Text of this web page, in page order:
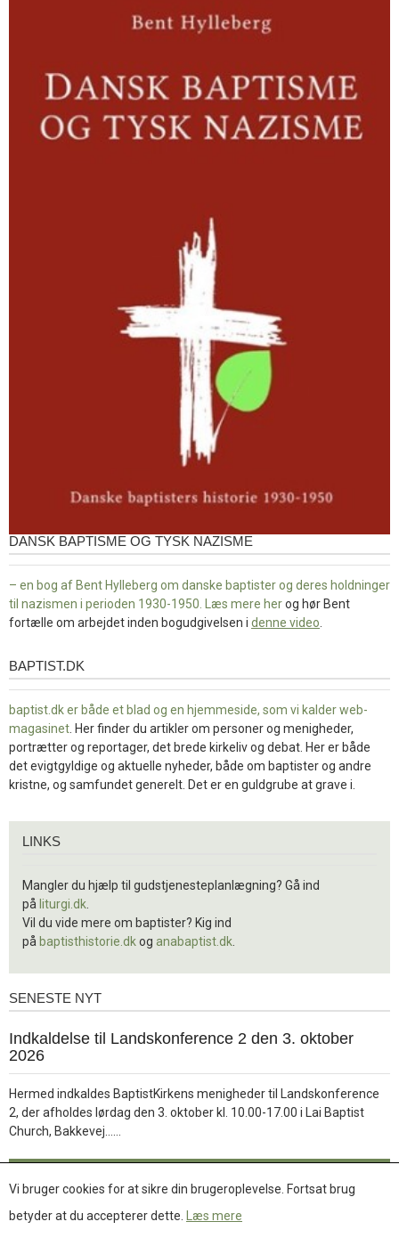
DANSK BAPTISME OG TYSK NAZISME
– en bog af Bent Hylleberg om danske baptister og deres holdninger
til nazismen i perioden 1930-1950. Læs mere herog hør Bent
fortælle om arbejdet inden bogudgivelsen i denne video
baptist.dk
BAPTIST.DK
baptist.dk er både et blad og en hjemmeside, som vi kalder web-
magasinet . Her finder du artikler om personer og menigheder,
portrætter og reportager, det brede kirkeliv og debat. Her er både
det evigtgyldige og aktuelle nyheder, både om baptister og andre
kristne, og samfundet generelt. Det er en guldgrube at grave i.
LINKS
Mangler du hjælp til gudstjenesteplanlægning? Gå ind
på liturgi.dk
Vil du vide mere om baptister? Kig ind
på baptisthistorie.dkog anabaptist.dk
Seneste
SENESTE NYT
1.
jul.
Indkaldelse til Landskonference 2 den 3. oktober
2026
Hermed indkaldes BaptistKirkens menigheder til Landskonference
2, der afholdes lørdag den 3. oktober kl. 10.00-17.00 i Lai Baptist
Church, Bakkevej……
Læs mere
Vi bruger cookies for at sikre din brugeroplevelse. Fortsat brug
betyder at du accepterer dette.
Læs mere